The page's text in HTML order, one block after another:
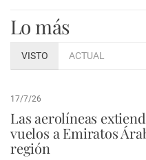
Lo más
VISTO ACTUAL
17/7/26
Las aerolíneas
vuelos a Emiratos
región